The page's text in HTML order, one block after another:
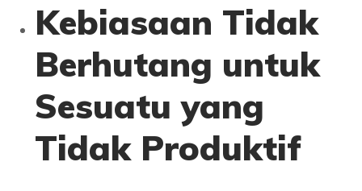
Kebiasaan Tidak
Berhutang untuk
Sesuatu yang
Tidak Produktif